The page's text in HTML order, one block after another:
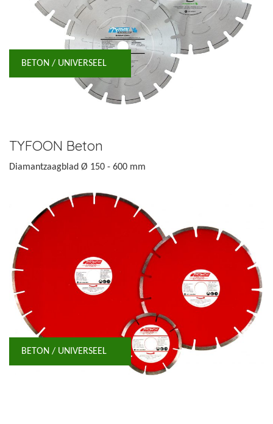
BETON / UNIVERSEEL
TYFOON Beton
Diamantzaagblad Ø 150 - 600 mm
BETON / UNIVERSEEL